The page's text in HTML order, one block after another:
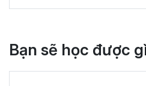
Bạn sẽ học được